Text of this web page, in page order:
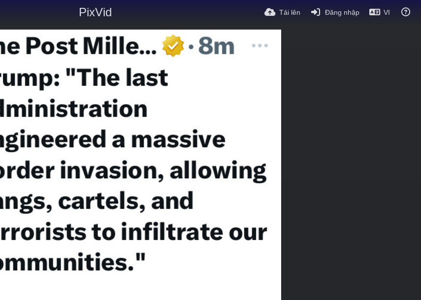
PixVid Tải lên Đăng nhập VI